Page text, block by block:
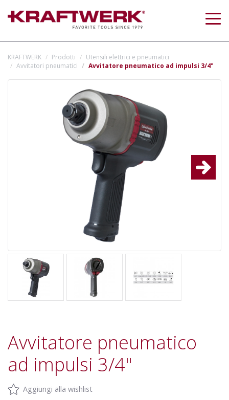
KRAFTWERK Prodotti
Utensili elettrici e pneumatici
Avvitatori pneumatici
Avvitatore pneumatico ad impulsi 3/4"
Next
Avvitatore pneumatico
ad impulsi 3/4"
Aggiungi alla wishlist